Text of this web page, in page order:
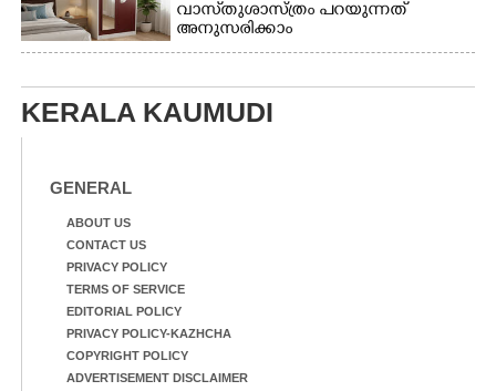
വാസ്‌തുശാസ്ത്രം പറയുന്നത്
അനുസരിക്കാം
KERALA KAUMUDI
GENERAL
ABOUT US
CONTACT US
PRIVACY POLICY
TERMS OF SERVICE
EDITORIAL POLICY
PRIVACY POLICY-KAZHCHA
COPYRIGHT POLICY
ADVERTISEMENT DISCLAIMER